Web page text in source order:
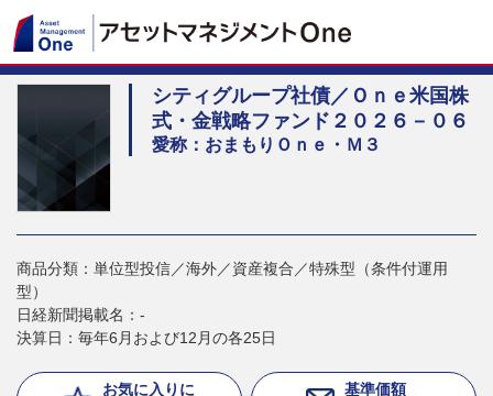
シティグループ社債／Ｏｎｅ米国株
式・金戦略ファンド２０２６－０６
愛称：おまもりＯｎｅ・Ｍ３
商品分類：単位型投信／海外／資産複合／特殊型（条件付運用
型）
日経新聞掲載名：-
決算日：毎年6月および12月の各25日
お気に入りに
基準価額